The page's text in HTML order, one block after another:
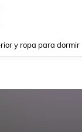
y ropa para dormir